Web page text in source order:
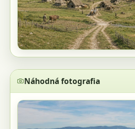
Náhodná fotografia